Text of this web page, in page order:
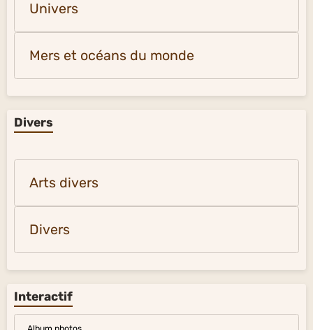
Univers
Mers et océans du monde
Divers
Arts divers
Divers
Interactif